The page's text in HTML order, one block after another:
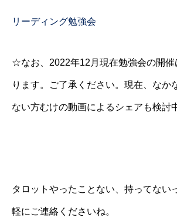
リーディング勉強会
☆なお、2022年12月現在勉強会の開催
ります。ご了承ください。現在、なか
ない方むけの動画によるシェアも検討
タロットやったことない、持ってない
軽にご連絡くださいね。